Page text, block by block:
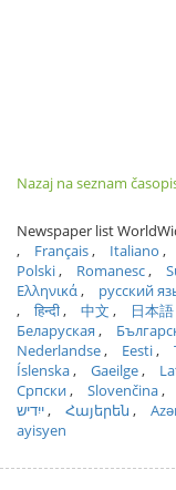
Nazaj na seznam
Newspaper list
Français
Italiano
Polski
Romanesc
Ελληνικά
русский
हिन्दी
中文 日本語
Беларуская
Nederlandse
Eesti
Íslenska
Gaeilge
Српски
Slovenčina
ייִדיש
Հայերեն
ayisyen